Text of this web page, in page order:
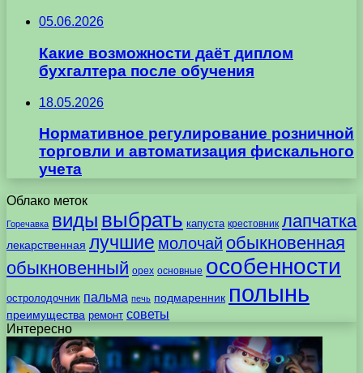
05.06.2026
Какие возможности даёт диплом
бухгалтера после обучения
18.05.2026
Нормативное регулирование розничной
торговли и автоматизация фискального
учета
Облако меток
Горечавка виды выбрать капуста крестовник лапчатка
лекарственная лучшие молочай обыкновенная
обыкновенный орех основные особенности
остролодочник пальма печь подмаренник полынь
преимущества ремонт советы
Интересно